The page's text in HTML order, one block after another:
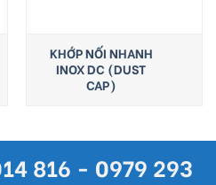
KHỚP NỐI NHANH
INOX DC (DUST
CAP)
816 - 0979 293